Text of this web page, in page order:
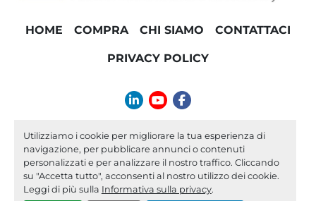
Utilizziamo i cookie per migliorare la tua esperienza di
navigazione, per pubblicare annunci o contenuti
personalizzati e per analizzare il nostro traffico. Cliccando
su "Accetta tutto", acconsenti al nostro utilizzo dei cookie.
Leggi di più sulla Informativa sulla privacy.
HOME COMPRA CHI SIAMO CONTATTACI
PRIVACY POLICY
linkedinyoutubefacebook
info@01machinery.com
Machinio Systemsito web diMachinio
Personalizza le preferenze sui Cookies